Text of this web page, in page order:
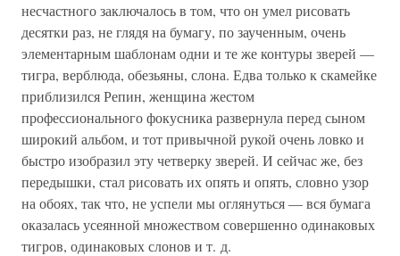
несчастного заключалось в том, что он умел рисовать
десятки раз, не глядя на бумагу, по заученным, очень
элементарным шаблонам одни и те же контуры зверей —
тигра, верблюда, обезьяны, слона. Едва только к скамейке
приблизился Репин, женщина жестом
профессионального фокусника развернула перед сыном
широкий альбом, и тот привычной рукой очень ловко и
быстро изобразил эту четверку зверей. И сейчас же, без
передышки, стал рисовать их опять и опять, словно узор
на обоях, так что, не успели мы оглянуться — вся бумага
оказалась усеянной множеством совершенно одинаковых
тигров, одинаковых слонов и т. д.